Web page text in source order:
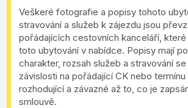
Veškeré fotografie a popisy tohoto
stravování a služeb k zájezdu jsou
pořádajících cestovních kanceláří,
toto ubytování v nabídce. Popisy mají
charakter, rozsah služeb a stravování
závislosti na pořádající CK nebo
rozhodující a závazné až to, co je
smlouvě.